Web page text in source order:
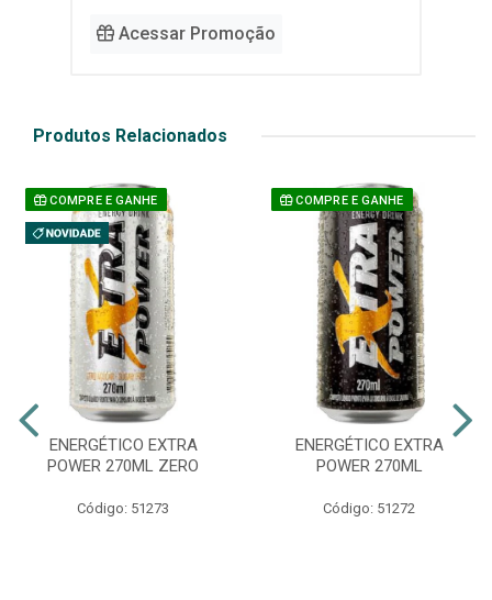
Acessar Promoção
Produtos Relacionados
COMPRE E GANHE
ENERGÉTICO EXTRA
POWER 270ML ZERO
Código: 51273
COMPRE E GANHE
ENERGÉTICO EXTRA
POWER 270ML
Código: 51272